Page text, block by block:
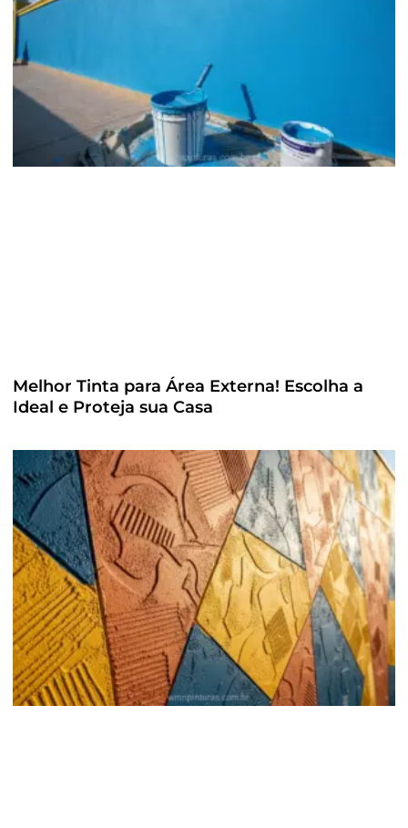
Melhor Tinta para Área Externa! Escolha a
Ideal e Proteja sua Casa